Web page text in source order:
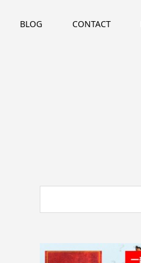
BLOG CONTACT